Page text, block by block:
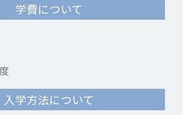
学費について
入学方法について